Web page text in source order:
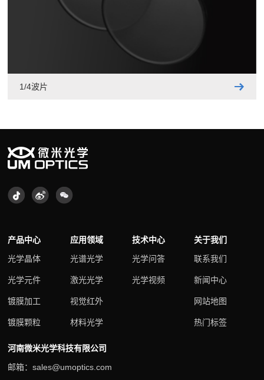
1/4波片
产品中心
光学晶体
光学元件
镀膜加工
镀膜颗粒
应用领域
光谱光学
激光光学
视觉红外
材料光学
技术中心
光学问答
光学视频
关于我们
联系我们
新闻中心
网站地图
热门标签
河南微米光学科技有限公司
邮箱：sales@umoptics.com